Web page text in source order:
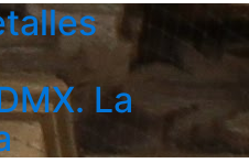
La